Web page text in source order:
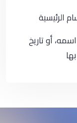
الرئيسية
أو تاريخ